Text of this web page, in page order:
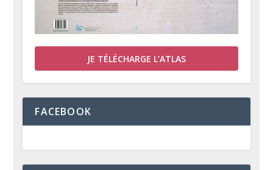
JE TÉLÉCHARGE L’ATLAS
FACEBOOK